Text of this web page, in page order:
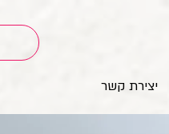
יצירת קשר